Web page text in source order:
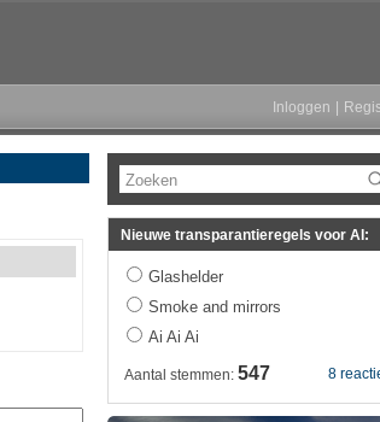
Inloggen
Zoeken
Nieuwe transparantieregels voor AI:
Glashelder
Smoke and mirrors
Ai Ai Ai
8
Aantal stemmen: 547